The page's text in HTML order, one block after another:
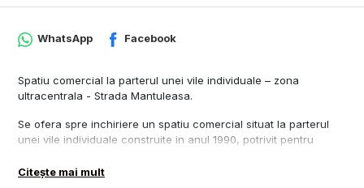
WhatsApp Facebook
Spatiu comercial la parterul unei vile individuale – zona
ultracentrala - Strada Mantuleasa.
Se ofera spre inchiriere un spatiu comercial situat la parterul
unei vile individuale construite in anul 1990, potrivit pentru
activitati comerciale compatibile cu zona.
Citește mai mult